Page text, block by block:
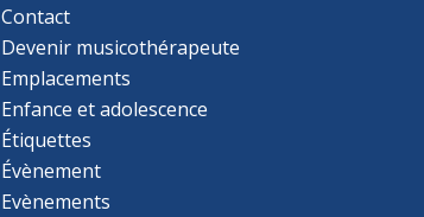
Contact
Devenir musicothérapeute
Emplacements
Enfance et adolescence
Étiquettes
Évènement
Evènements